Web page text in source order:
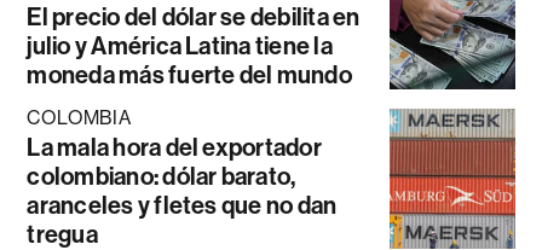
El precio del dólar se debilita en
julio y América Latina tiene la
moneda más fuerte del mundo
COLOMBIA
La mala hora del exportador
colombiano: dólar barato,
aranceles y fletes que no dan
tregua